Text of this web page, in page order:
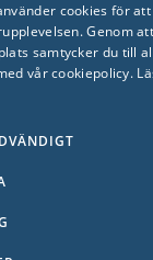
FRENCH
CZECH
cookies för att
Genom att
samtycker du till
vår cookiepolicy.